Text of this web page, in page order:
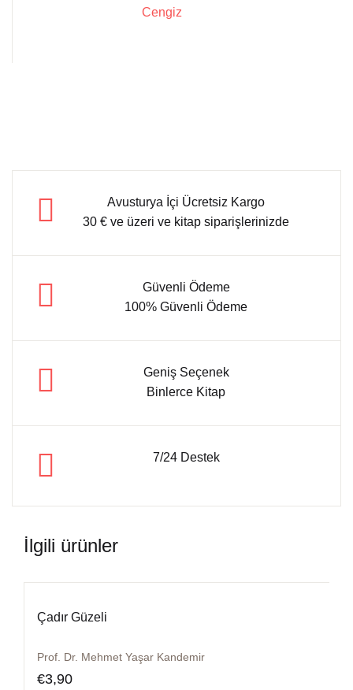
Cengiz
Avusturya İçi Ücretsiz Kargo
30 € ve üzeri ve kitap siparişlerinizde
Güvenli Ödeme
100% Güvenli Ödeme
Geniş Seçenek
Binlerce Kitap
7/24 Destek
İlgili ürünler
Çadır Güzeli
Prof. Dr. Mehmet Yaşar Kandemir
€3,90